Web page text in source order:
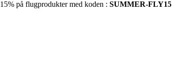
15% på flugprodukter med koden : SUMMER-FLY15